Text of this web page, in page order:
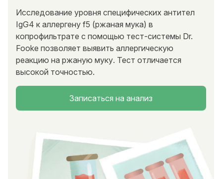
Исследование уровня специфических антител
IgG4 к аллергену f5 (ржаная мука) в
копрофильтрате с помощью тест-системы Dr.
Fooke позволяет выявить аллергическую
реакцию на ржаную муку. Тест отличается
высокой точностью.
Записаться на анализ